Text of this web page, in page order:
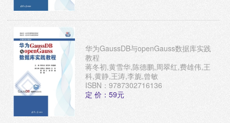
华为GaussDB与openGauss数据库实践
教程
蒋冬初,黄雪华,陈德鹏,周翠红,费雄伟,王
科,黄静,王涛,李旎,曾敏
ISBN：9787302716136
定 价：59元